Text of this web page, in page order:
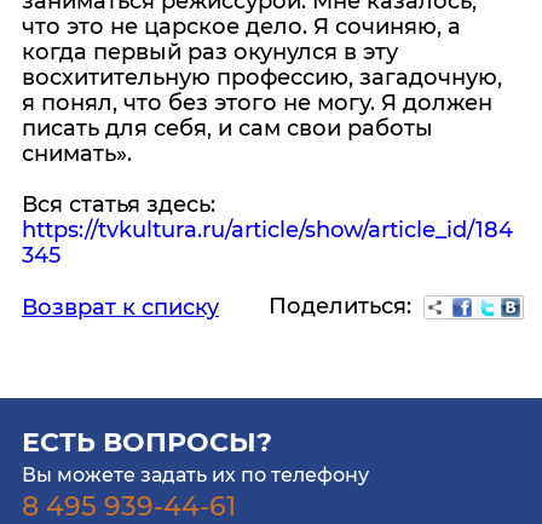
что это не царское дело. Я сочиняю, а
когда первый раз окунулся в эту
восхитительную профессию, загадочную,
я понял, что без этого не могу. Я должен
писать для себя, и сам свои работы
снимать».
Вся статья здесь:
https://tvkultura.ru/article/show/article_id/184
345
Возврат к списку
Поделиться:
ЕСТЬ ВОПРОСЫ?
Вы можете задать их по телефону
8 495 939-44-61